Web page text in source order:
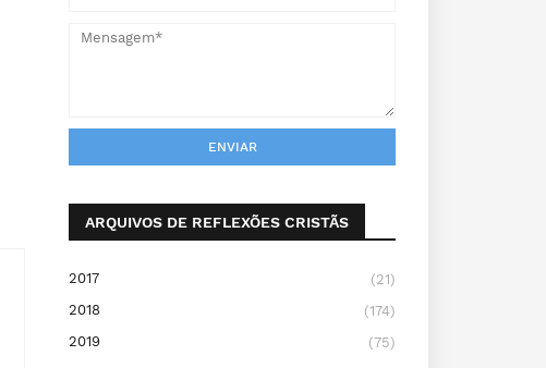
ARQUIVOS DE REFLEXÕES CRISTÃS
2017
(21)
2018
(174)
2019
(75)